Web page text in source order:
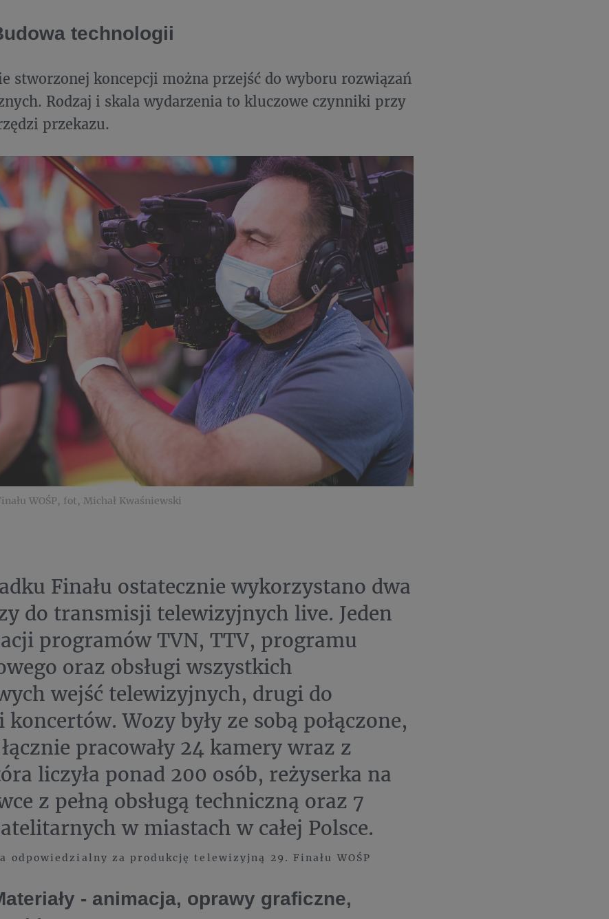
technologii
stworzonej koncepcji można przejść do wyboru rozwiązań
Rodzaj i skala wydarzenia to kluczowe czynniki przy
przekazu.
WOŚP, fot, Michał Kwaśniewski
Finału ostatecznie wykorzystano dwa
do transmisji telewizyjnych live. Jeden
programów TVN, TTV, programu
oraz obsługi wszystkich
wejść telewizyjnych, drugi do
Wozy były ze sobą połączone,
pracowały 24 kamery wraz z
liczyła ponad 200 osób, reżyserka na
z pełną obsługą techniczną oraz 7
w miastach w całej Polsce.
odpowiedzialny za produkcję telewizyjną 29. Finału WOŚP
- animacja, oprawy graficzne,